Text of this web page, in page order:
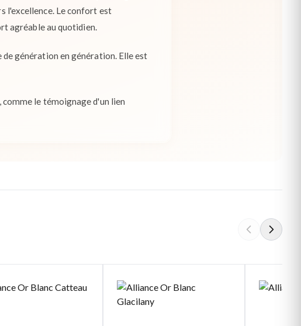
l'excellence. Le confort est
agréable au quotidien.
génération en génération. Elle est
le témoignage d'un lien